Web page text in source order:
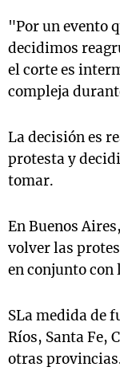
"Por un evento
decidimos
el corte es
compleja
La decisión es
protesta y
tomar.
En Buenos
volver las
en conjunto con
SLa medida de
Ríos, Santa Fe,
otras